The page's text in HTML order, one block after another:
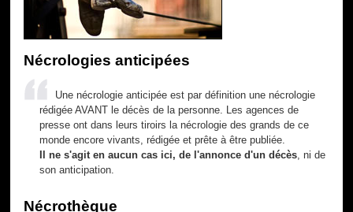
Nécrologies anticipées
Une nécrologie anticipée est par définition une nécrologie
rédigée AVANT le décès de la personne. Les agences de
presse ont dans leurs tiroirs la nécrologie des grands de ce
monde encore vivants, rédigée et prête à être publiée.
Il ne s'agit en aucun cas ici, de l'annonce d'un décès , ni de
son anticipation.
Nécrothèque